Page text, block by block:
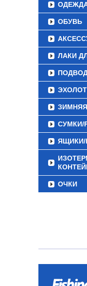
ОБУВЬ
ЛАКИ
СУМКИ/
ЯЩИКИ/
ОЧКИ